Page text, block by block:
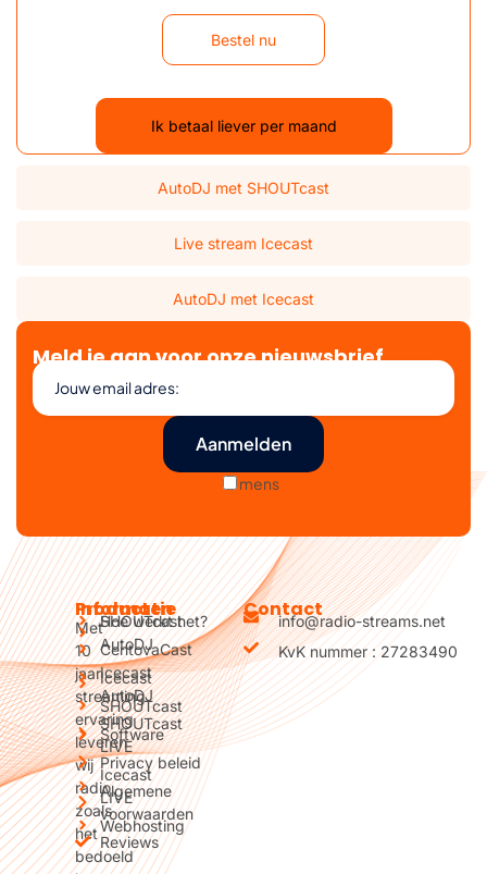
AutoDJ met SHOUTcast
Live stream Icecast
AutoDJ met Icecast
Bestel nu
Ik betaal liever per maand
Meld je aan voor onze nieuwsbrief
mens
Met
10
jaar
streaming
ervaring
leveren
wij
radio
zoals
het
bedoeld
Producten
SHOUTcast
AutoDJ
Icecast
AutoDJ
SHOUTcast
LIVE
Icecast
LIVE
Webhosting
Informatie
Hoe werkt het?
CentovaCast
Icecast
SHOUTcast
Software
Privacy beleid
Algemene
voorwaarden
Reviews
Contact
info@radio-streams.net
KvK nummer : 27283490